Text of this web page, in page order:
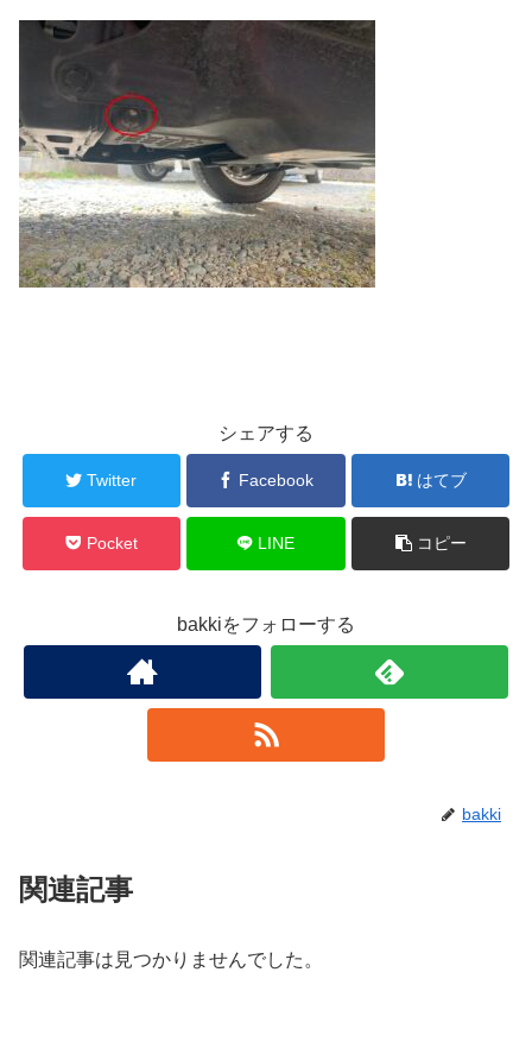
シェアする
Twitter Facebook はてブ
Pocket LINE コピー
bakkiをフォローする
bakki
関連記事
関連記事は見つかりませんでした。